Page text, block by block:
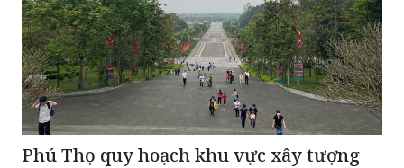
Phú Thọ quy hoạch khu vực xây tượng